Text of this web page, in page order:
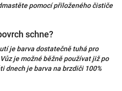
pomocí přiloženého čističe
schne?
je barva dostatečně tuhá pro
je možné běžně používat již po
dnech je barva na brzdiči 100%